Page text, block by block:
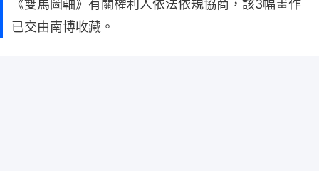
《雙馬圖軸》有關權利人依法依規協商，該3幅畫作
已交由南博收藏。